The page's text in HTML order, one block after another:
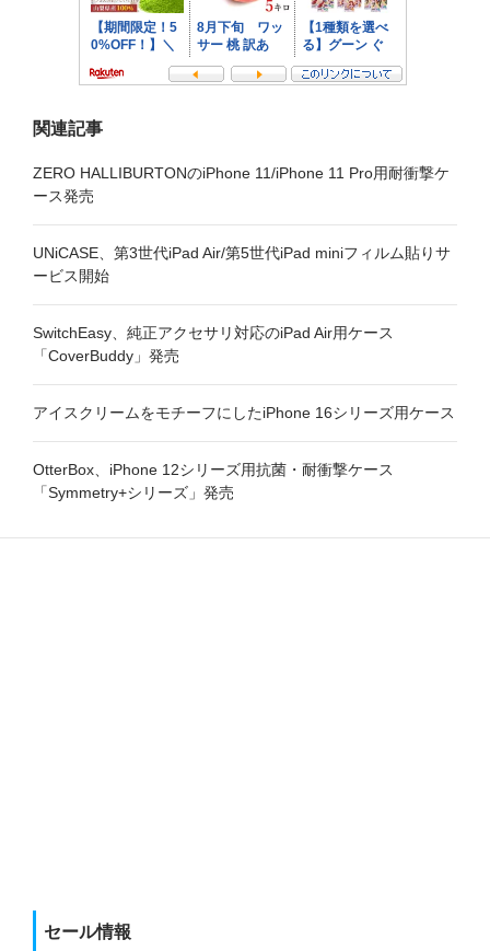
関連記事
ZERO HALLIBURTONのiPhone 11/iPhone 11 Pro用耐衝撃ケ
ース発売
UNiCASE、第3世代iPad Air/第5世代iPad miniフィルム貼りサ
ービス開始
SwitchEasy、純正アクセサリ対応のiPad Air用ケース
「CoverBuddy」発売
アイスクリームをモチーフにしたiPhone 16シリーズ用ケース
OtterBox、iPhone 12シリーズ用抗菌・耐衝撃ケース
「Symmetry+シリーズ」発売
セール情報